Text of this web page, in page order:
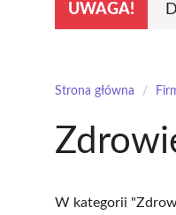
UWAGA!
Strona główna /
W kategorii